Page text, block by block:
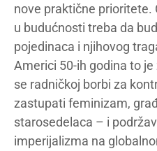
nove praktične prioritete.
u budućnosti treba da
pojedinaca i njihovog
Americi 50-ih godina to
se radničkoj borbi za
zastupati feminizam,
starosedelaca – i
imperijalizma na